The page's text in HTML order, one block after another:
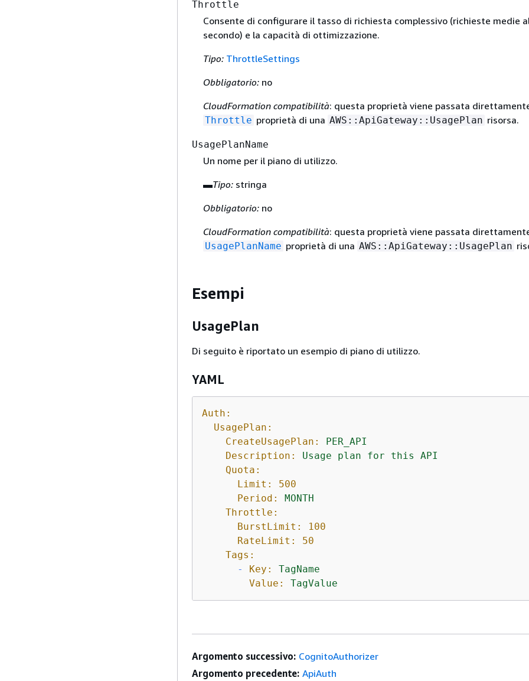
Throttle
Consente di configurare il tasso di richiesta complessivo (richieste medie
secondo) e la capacità di ottimizzazione.
Tipo: ThrottleSettings
Obbligatorio:no
CloudFormation compatibilità: questa proprietà viene passata
Throttle proprietà di una AWS::ApiGateway::UsagePlan risorsa.
UsagePlanName
Un nome per il piano di utilizzo.
▬Tipo:stringa
Obbligatorio:no
CloudFormation compatibilità: questa proprietà viene passata
UsagePlanName proprietà di una AWS::ApiGateway::UsagePlan
Esempi
UsagePlan
Di seguito è riportato un esempio di piano di utilizzo.
YAML
Auth:
UsagePlan:
CreateUsagePlan:
PER_API
Description:
Usage plan for this
API
Quota:
Limit:
500
Period:
MONTH
Throttle:
BurstLimit:
100
RateLimit:
50
Tags:
-
Key:
TagName
Value:
TagValue
Argomento successivo: CognitoAuthorizer
Argomento precedente: ApiAuth